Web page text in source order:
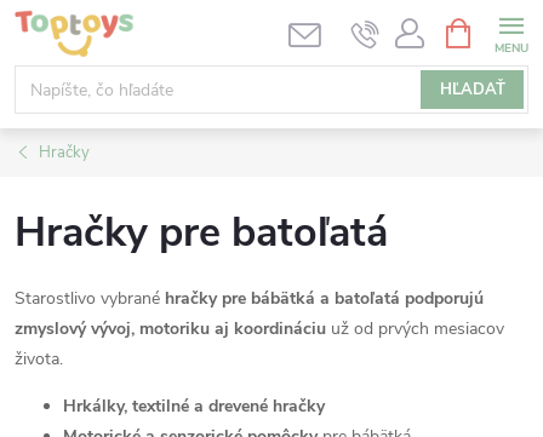
Prejsť
obsah
HĽADAŤ
KOŠÍK
Hračky
Hračky pre batoľatá
Starostlivo vybrané hračky pre bábätká a batoľatá podporujú
zmyslový vývoj, motoriku aj koordináciu už od prvých mesiacov
života.
Hrkálky, textilné a drevené hračky